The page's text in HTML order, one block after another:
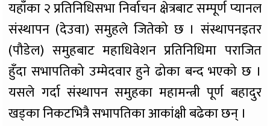
यहाँका २ प्रतिनिधिसभा निर्वाचन क्षेत्रबाट सम्पूर्ण प्यानल
संस्थापन (देउवा) समुहले जितेको छ । संस्थापनइतर
(पौडेल) समुहबाट महाधिवेशन प्रतिनिधिमा पराजित
हुँदा सभापतिको उम्मेदवार हुने ढोका बन्द भएको छ ।
यसले गर्दा संस्थापन समुहका महामन्त्री पूर्ण बहादुर
खड्का निकटभित्रै सभापतिका आकांक्षी बढेका छन् ।